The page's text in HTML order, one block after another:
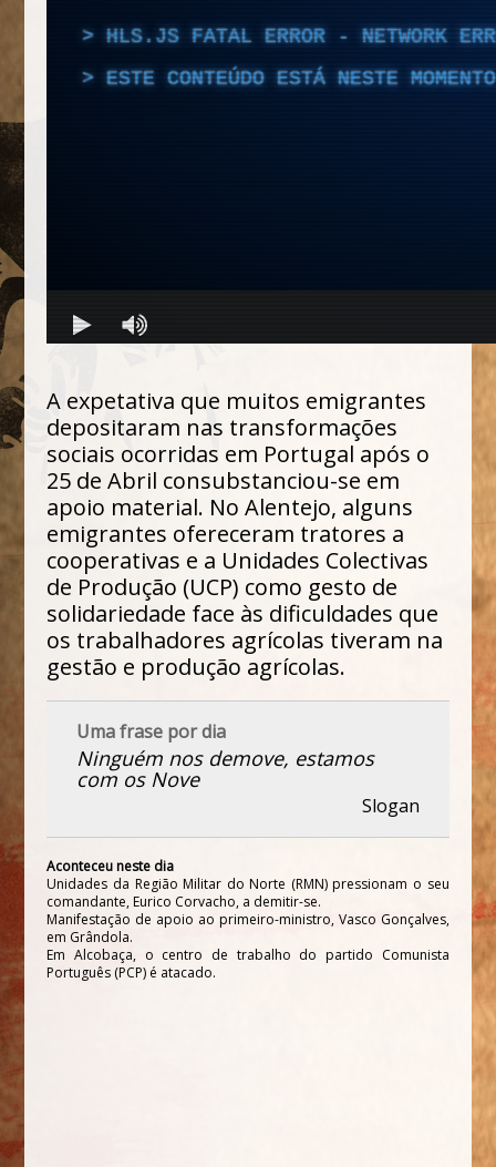
A expetativa que muitos emigrantes
depositaram nas transformações
sociais ocorridas em Portugal após o
25 de Abril consubstanciou-se em
apoio material. No Alentejo, alguns
emigrantes ofereceram tratores a
cooperativas e a Unidades Colectivas
de Produção (UCP) como gesto de
solidariedade face às dificuldades que
os trabalhadores agrícolas tiveram na
gestão e produção agrícolas.
Uma frase por dia
Ninguém nos demove, estamos
com os Nove
Slogan
Aconteceu neste dia
Unidades da Região Militar do Norte (RMN) pressionam o seu
comandante, Eurico Corvacho, a demitir-se.
Manifestação de apoio ao primeiro-ministro, Vasco Gonçalves,
em Grândola.
Em Alcobaça, o centro de trabalho do partido Comunista
Português (PCP) é atacado.